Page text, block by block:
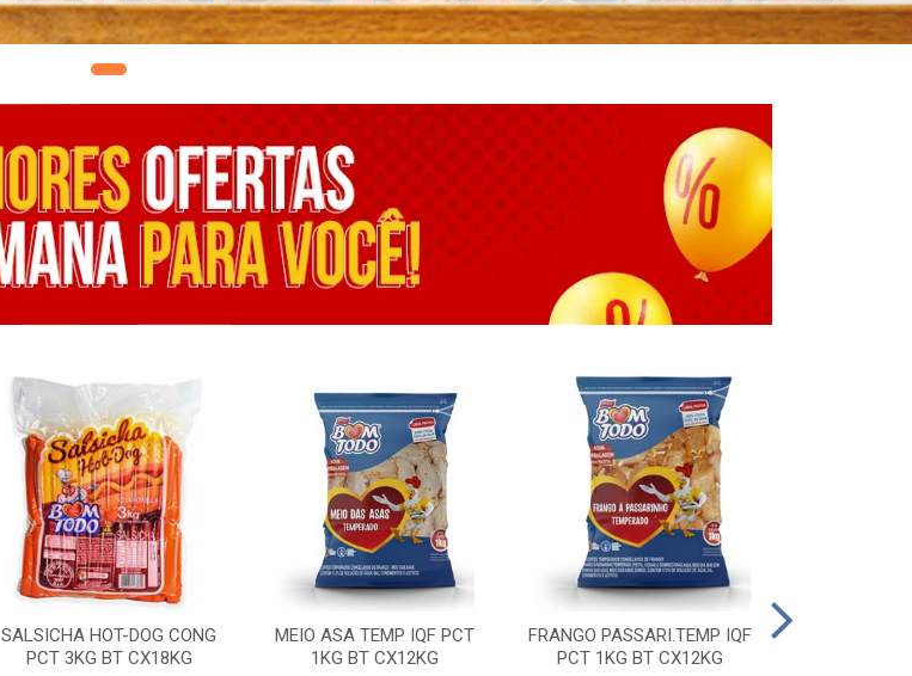
SALSICHA HOT-DOG CONG
PCT 3KG BT CX18KG
MEIO ASA TEMP IQF PCT
1KG BT CX12KG
FRANGO PASSARI.TEMP IQF
PCT 1KG BT CX12KG